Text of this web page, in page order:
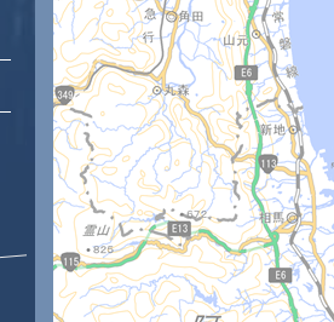
10時 11時 12時 13時 14時
25 26 26 27